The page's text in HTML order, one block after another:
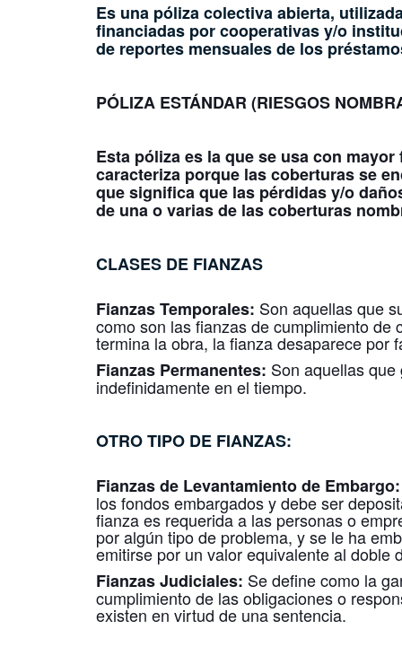
Es una póliza colectiva abierta,
financiadas por cooperativas y/o
de reportes mensuales de los
PÓLIZA ESTÁNDAR (RIESGOS
Esta póliza es la que se usa con
caracteriza porque las coberturas se
que significa que las pérdidas y/o
de una o varias de las coberturas
CLASES DE FIANZAS
Fianzas Temporales: Son aquellas que
como son las fianzas de cumplimiento
termina la obra, la fianza desaparece por
Fianzas Permanentes: Son aquellas
indefinidamente en el tiempo.
OTRO TIPO DE FIANZAS:
Fianzas de Levantamiento de Embargo
los fondos embargados y debe ser
fianza es requerida a las personas o
por algún tipo de problema, y se le ha
emitirse por un valor equivalente al doble
Fianzas Judiciales: Se define como la
cumplimiento de las obligaciones o
existen en virtud de una sentencia.